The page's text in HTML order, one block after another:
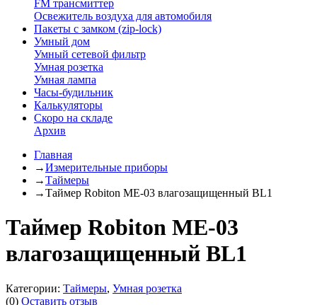
FM трансмиттер
Освежитель воздуха для автомобиля
Пакеты с замком (zip-lock)
Умный дом
Умный сетевой фильтр
Умная розетка
Умная лампа
Часы-будильник
Калькуляторы
Скоро на складе
Архив
Главная
→Измерительные приборы
→Таймеры
→Таймер Robiton ME-03 влагозащищенный BL1
Таймер Robiton ME-03
влагозащищенный BL1
Категории: Таймеры, Умная розетка
(0) Оставить отзыв